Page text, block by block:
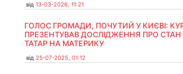
від 13-03-2026, 11:21
ГОЛОС ГРОМАДИ, ПОЧУТИЙ У КИЄВІ:
ПРЕЗЕНТУВАВ ДОСЛІДЖЕННЯ ПРО
ТАТАР НА МАТЕРИКУ
від 25-07-2025, 01:12